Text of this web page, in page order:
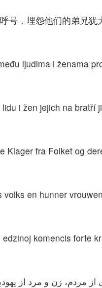
号，埋怨他们的弟兄犹
ljudima i ženama
i žen jejich na bratří
Klager fra Folket og
volks en hunner
komencis forte